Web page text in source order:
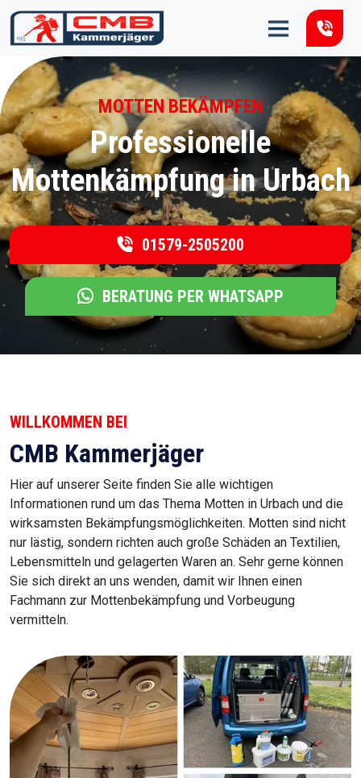
Zum Inhalt springen
MOTTEN BEKÄMPFEN
Professionelle
Mottenkämpfung in Urbach
01579-2505200
BERATUNG PER WHATSAPP
WILLKOMMEN BEI
CMB Kammerjäger
Hier auf unserer Seite finden Sie alle wichtigen
Informationen rund um das Thema Motten in Urbach und die
wirksamsten Bekämpfungsmöglichkeiten. Motten sind nicht
nur lästig, sondern richten auch große Schäden an Textilien,
Lebensmitteln und gelagerten Waren an. Sehr gerne können
Sie sich direkt an uns wenden, damit wir Ihnen einen
Fachmann zur Mottenbekämpfung und Vorbeugung
vermitteln.